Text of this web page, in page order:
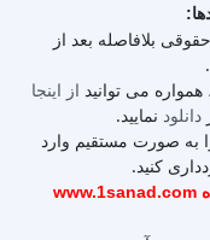
بلافاصله بعد از
می توانید از اینجا
دانلود نمایید.
به صورت مستقیم وارد
کنید.
پسورد تمامی فایل های خریداری شده www.1sanad.com